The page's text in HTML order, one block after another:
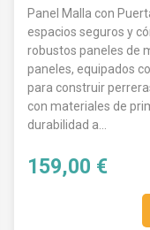
Panel Malla con
espacios seguros y
robustos paneles de
paneles, equipados
para construir
con materiales de
durabilidad a...
159,00 €